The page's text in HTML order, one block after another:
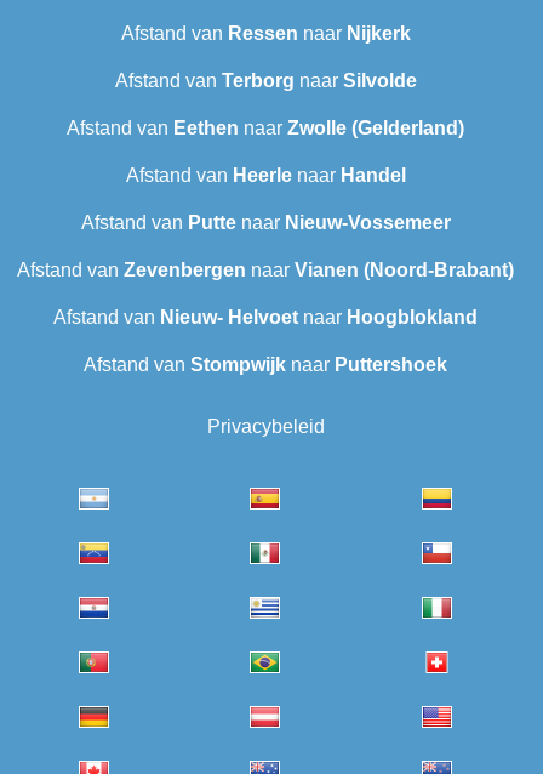
Afstand van Ressen naar Nijkerk
Afstand van Terborg naar Silvolde
Afstand van Eethen naar Zwolle (Gelderland)
Afstand van Heerlenaar Handel
Afstand van Puttenaar Nieuw-Vossemeer
Afstand van Zevenbergen naar Vianen (Noord-Brabant)
Afstand van Nieuw- Helvoet naar Hoogblokland
Afstand van Stompwijk naar Puttershoek
Privacybeleid